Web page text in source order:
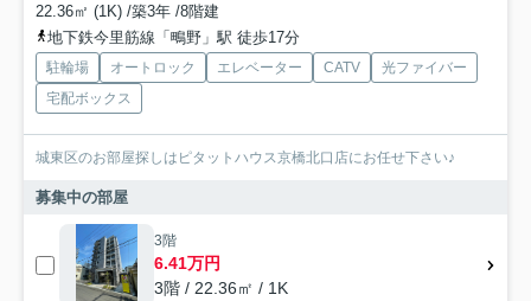
22.36㎡ (1K) /築3年 /8階建
地下鉄今里筋線「鴫野」駅 徒歩17分
駐輪場 オートロック エレベーター CATV
光ファイバー
宅配ボックス
城東区のお部屋探しはピタットハウス京橋北口店にお任せ下さい♪
募集中の部屋
3階
6.41万円
3階 / 22.36㎡ / 1K